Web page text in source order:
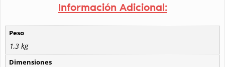
Información Adicional:
Peso
1,3 kg
Dimensiones